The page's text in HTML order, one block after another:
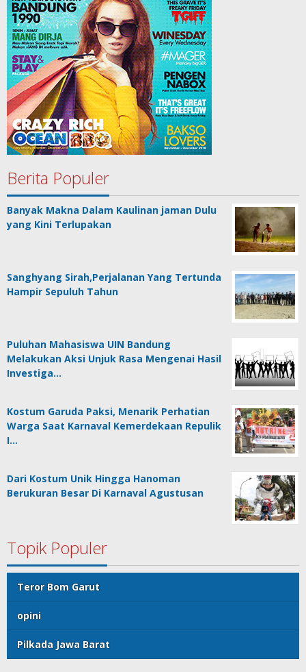
Berita Populer
Banyak Makna Dalam Kaulinan jaman Dulu
yang Kini Terlupakan
Sanghyang Sirah,Perjalanan Yang Tertunda
Hampir Sepuluh Tahun
Puluhan Mahasiswa UIN Bandung
Melakukan Aksi Unjuk Rasa Mengenai Hasil
Investiga…
Kostum Garuda Paksi, Menarik Perhatian
Warga Saat Karnaval Kemerdekaan Repulik
I…
Dari Kostum Unik Hingga Hanoman
Berukuran Besar Di Karnaval Agustusan
Topik Populer
Teror Bom Garut
opini
Pilkada Jawa Barat